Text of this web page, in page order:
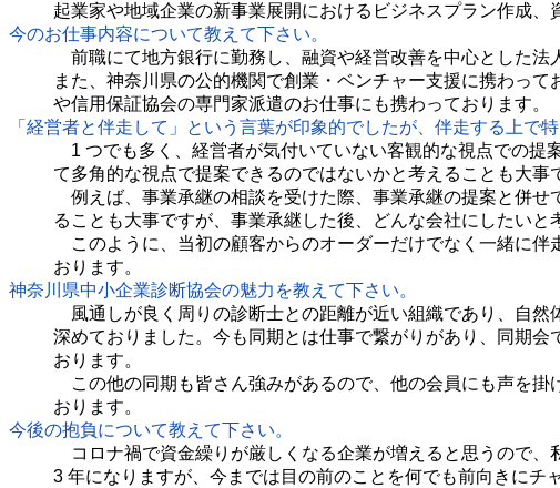
起業家や地域企業の新事業展開におけるビジネスプラン作成
今のお仕事内容について教えて下さい。
前職にて地方銀行に勤務し、融資や経営改善を中心とした法
また、神奈川県の公的機関で創業・ベンチャー支援に携わっ
や信用保証協会の専門家派遣のお仕事にも携わっております。
「経営者と伴走して」という言葉が印象的でしたが、伴走する上で
1 つでも多く、経営者が気付いていない客観的な視点での提
て多角的な視点で提案できるのではないかと考えることも大事
例えば、事業承継の相談を受けた際、事業承継の提案と併せ
ることも大事ですが、事業承継した後、どんな会社にしたい
このように、当初の顧客からのオーダーだけでなく一緒に伴
おります。
神奈川県中小企業診断協会の魅力を教えて下さい。
風通しが良く周りの診断士との距離が近い組織であり、自然
深めておりました。今も同期とは仕事で繋がりがあり、同期
おります。
この他の同期も皆さん強みがあるので、他の会員にも声を掛
おります。
今後の抱負について教えて下さい。
コロナ禍で資金繰りが厳しくなる企業が増えると思うので、
3 年になりますが、今までは目の前のことを何でも前向きに